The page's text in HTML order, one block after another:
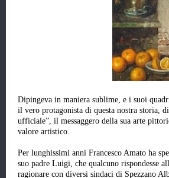
Dipingeva in maniera sublime, e i suoi
il vero protagonista di questa nostra storia,
ufficiale”, il messaggero della sua arte
valore artistico.
Per lunghissimi anni Francesco Amato ha
suo padre Luigi, che qualcuno rispondesse
ragionare con diversi sindaci di Spezzano